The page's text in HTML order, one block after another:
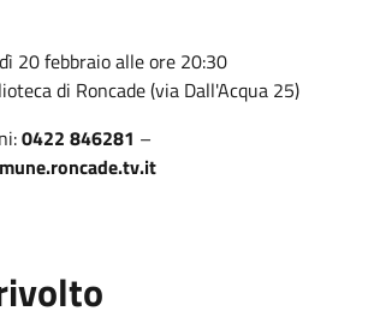
20 febbraio alle ore 20:30
di Roncade (via Dall'Acqua 25)
0422 846281 –